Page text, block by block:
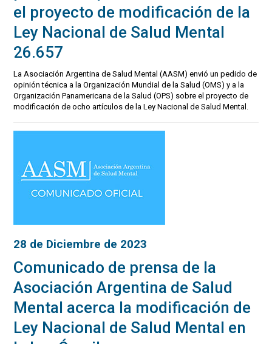
el proyecto de modificación de la
Ley Nacional de Salud Mental
26.657
La Asociación Argentina de Salud Mental (AASM) envió un pedido de
opinión técnica a la Organización Mundial de la Salud (OMS) y a la
Organización Panamericana de la Salud (OPS) sobre el proyecto de
modificación de ocho artículos de la Ley Nacional de Salud Mental.
28 de Diciembre de 2023
Comunicado de prensa de la
Asociación Argentina de Salud
Mental acerca la modificación de
Ley Nacional de Salud Mental en